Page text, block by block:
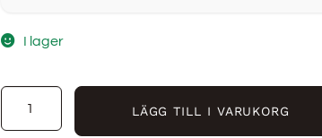
I lager
LÄGG TILL I VARUKORG